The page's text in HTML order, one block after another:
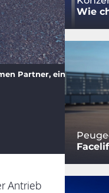
Partner, einige Zeit
Antrieb
Wie